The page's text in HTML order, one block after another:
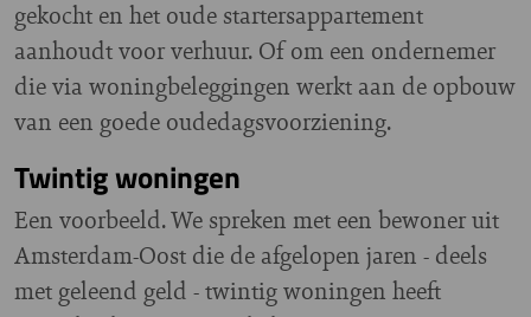
gekocht en het oude startersappartement
aanhoudt voor verhuur. Of om een ondernemer
die via woningbeleggingen werkt aan de opbouw
van een goede oudedagsvoorziening.
Twintig woningen
Een voorbeeld. We spreken met een bewoner uit
Amsterdam-Oost die de afgelopen jaren - deels
met geleend geld - twintig woningen heeft